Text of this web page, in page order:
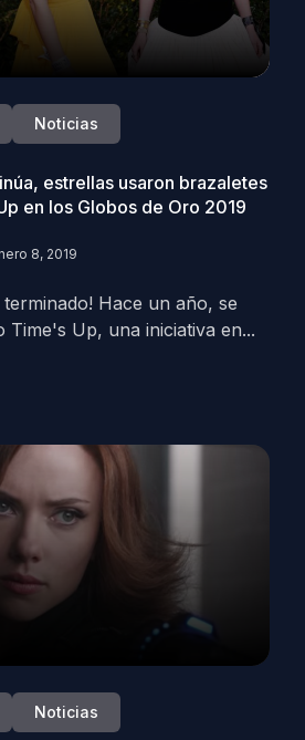
Noticias
estrellas usaron brazaletes
en los Globos de Oro 2019
8, 2019
Hace un año, se
Time's Up, una iniciativa en...
Noticias